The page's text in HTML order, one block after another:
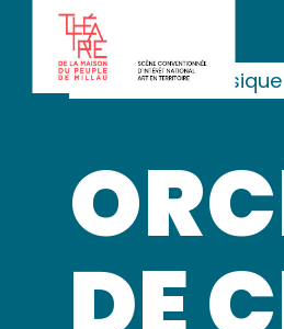
Musique classique